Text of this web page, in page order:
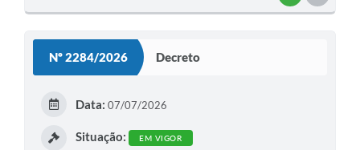
Nº 2284/2026 Decreto
Data: 07/07/2026
Situação: EM VIGOR